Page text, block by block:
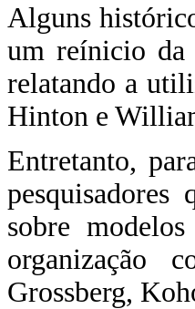
Alguns
um reínicio da
relatando a
Hinton e
Entretanto,
sobre
organização
Grossberg,